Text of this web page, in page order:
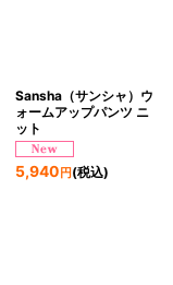
Sansha（サンシャ）ウ
ォームアップパンツ ニ
ット
5,940 円 (税込)